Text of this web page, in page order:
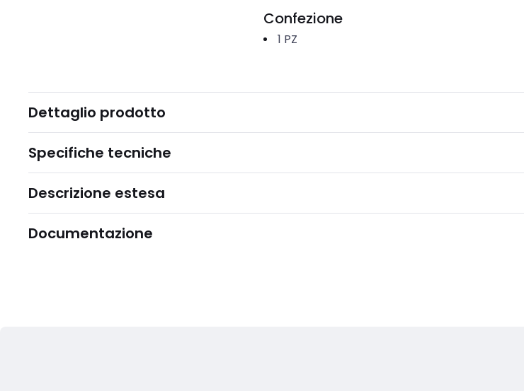
Confezione
1 PZ
Dettaglio prodotto
Specifiche tecniche
Descrizione estesa
Documentazione